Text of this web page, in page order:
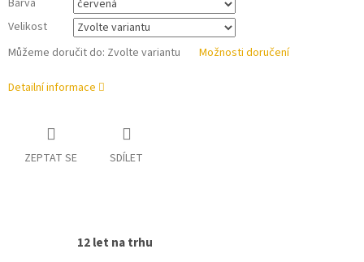
Barva
Velikost
Můžeme doručit do: Zvolte variantu Možnosti doručení
Detailní informace
ZEPTAT SE SDÍLET
12 let na trhu